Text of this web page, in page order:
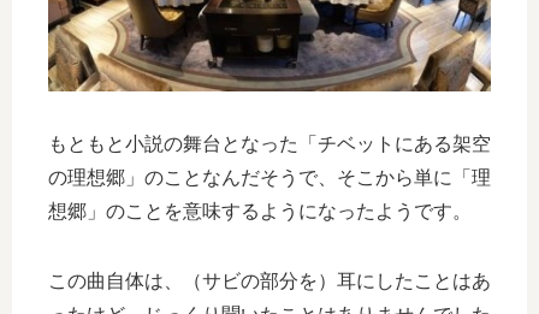
もともと小説の舞台となった「チベットにある架空
の理想郷」のことなんだそうで、そこから単に「理
想郷」のことを意味するようになったようです。
この曲自体は、（サビの部分を）耳にしたことはあ